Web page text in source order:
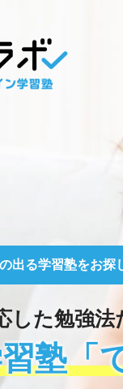
出る学習塾をお探
した勉強
塾「